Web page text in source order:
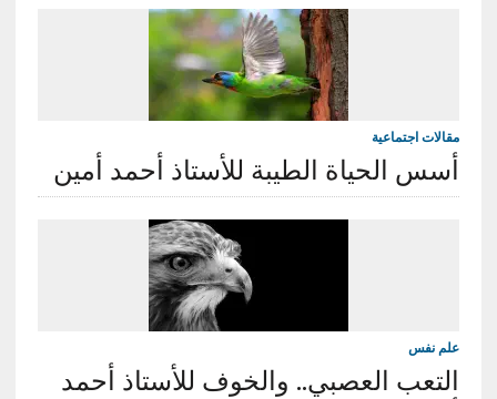
مقالات اجتماعية
أسس الحياة الطيبة للأستاذ أحمد أمين
علم نفس
التعب العصبي.. والخوف للأستاذ أحمد